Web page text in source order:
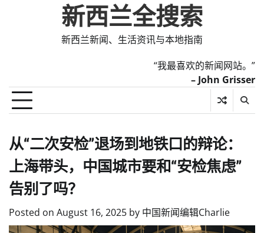
新西兰全搜索
新西兰新闻、生活资讯与本地指南
“我最喜欢的新闻网站。”
– John Grisser
从“二次安检”退场到地铁口的辩论：
上海带头，中国城市要和“安检焦虑”
告别了吗？
Posted on August 16, 2025 by 中国新闻编辑Charlie